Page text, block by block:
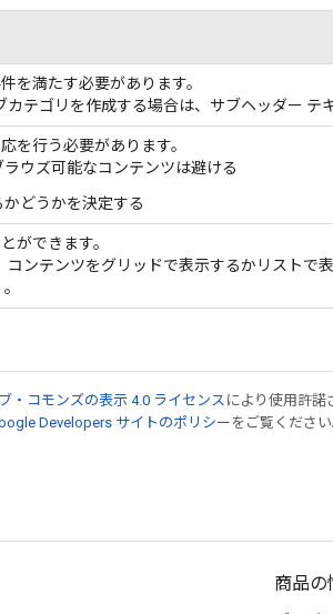
を満たす必要があります。
テゴリを作成する場合は、サブヘッダー テ
を行う必要があります。
ウズ可能なコンテンツは避ける
どうかを決定する
ができます。
コンテンツをグリッドで表示するかリストで
・コモンズの表示 4.0 ライセンス により使用許諾
Developers サイトのポリシー をご覧くださ
商品の